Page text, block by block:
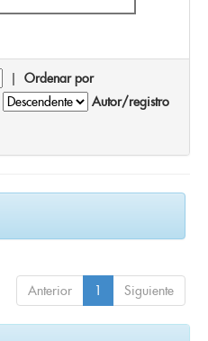
| Ordenar por
Autor/registro
Anterior 1 Siguiente